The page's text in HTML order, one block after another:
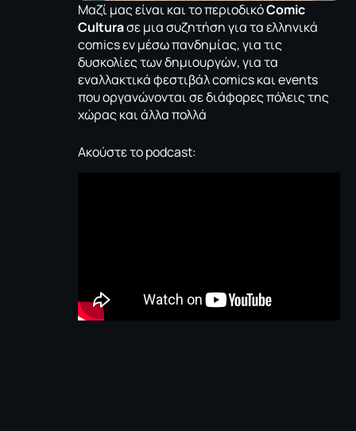
Μαζί μας είναι και το περιοδικόComic
Culturaσε μια συζητήση για τα ελληνικά
comics εν μέσω πανδημίας, για τις
δυσκολίες των δημιουργών, για τα
εναλλακτικά φεστιβάλ comics και events
που οργανώνονται σε διάφορες πόλεις της
χώρας και άλλα πολλά
Ακούστε το podcast: